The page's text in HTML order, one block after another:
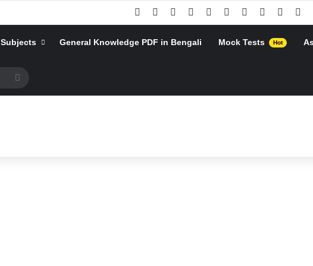
Facebook PinterestYouTubeInstagramGoogle Play
TelegramWhatsApp
RSS
Subjects General Knowledge PDF in Bengali Mock Tests Hot
Search
for